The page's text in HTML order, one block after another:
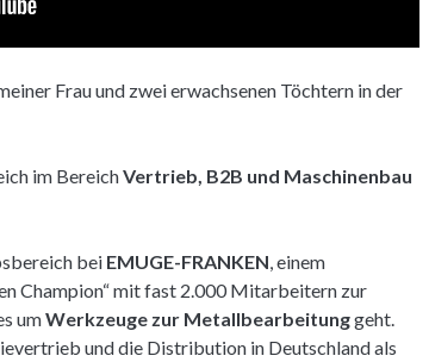
Frau und zwei erwachsenen Töchtern in der
im BereichVertrieb, B2B und Maschinenbau
bei EMUGE-FRANKEN , einem
Champion“ mit fast 2.000 Mitarbeitern zur
umWerkzeuge zur Metallbearbeitunggeht.
und die Distribution in Deutschland als